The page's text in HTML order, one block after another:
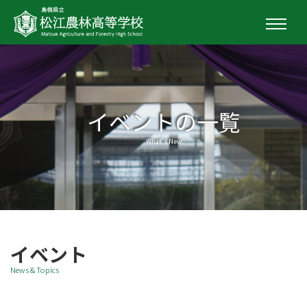
イベントの一覧
What's New
イベント
News & Topics